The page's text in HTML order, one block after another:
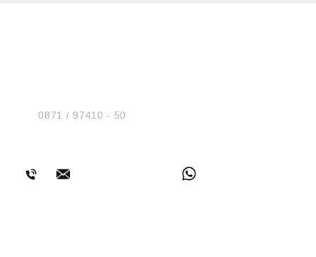
Tel.:0871 / 97410 - 50